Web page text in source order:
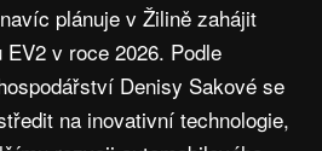
plánuje v Žilině zahájit
v roce 2026. Podle
Denisy Sakové se
na inovativní technologie,